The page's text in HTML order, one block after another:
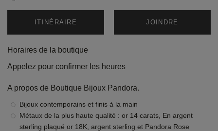
ITINÉRAIRE JOINDRE
Horaires de la boutique
Appelez pour confirmer les heures
A propos de Boutique Bijoux Pandora.
Bijoux contemporains et finis à la main
Métaux de la plus haute qualité : or 14 carats, En argent
sterling plaqué or 18K, argent sterling et Pandora Rose